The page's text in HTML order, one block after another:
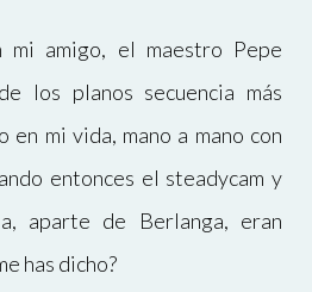
amigo, el maestro Pepe
los planos secuencia más
en mi vida, mano a mano con
entonces el steadycam y
aparte de Berlanga, eran
has dicho?